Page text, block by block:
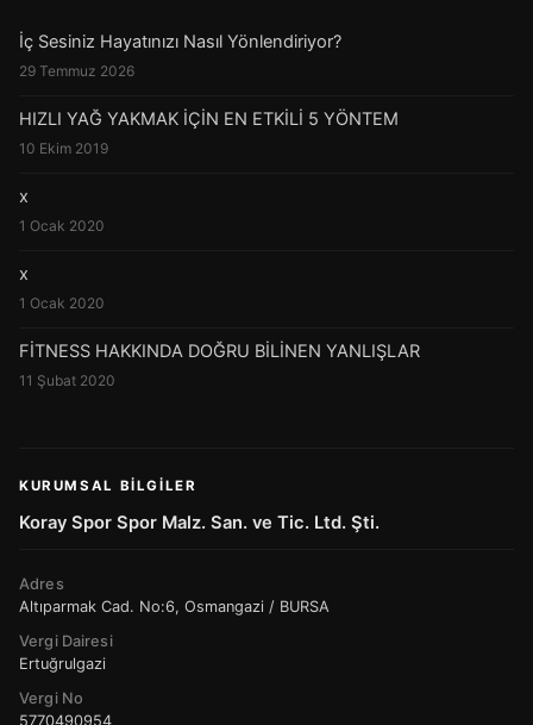
İç Sesiniz Hayatınızı Nasıl Yönlendiriyor?
29 Temmuz 2026
HIZLI YAĞ YAKMAK İÇİN EN ETKİLİ 5 YÖNTEM
10 Ekim 2019
x
1 Ocak 2020
x
1 Ocak 2020
FİTNESS HAKKINDA DOĞRU BİLİNEN YANLIŞLAR
11 Şubat 2020
KURUMSAL BILGILER
Koray Spor Spor Malz. San. ve Tic. Ltd. Şti.
Adres
Altıparmak Cad. No:6, Osmangazi / BURSA
Vergi Dairesi
Ertuğrulgazi
Vergi No
5770490954